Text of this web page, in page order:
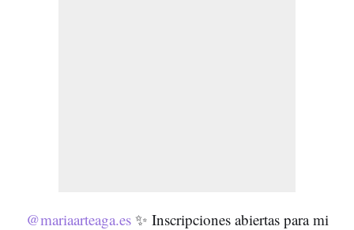
@mariaarteaga.es✨ Inscripciones abiertas para mi